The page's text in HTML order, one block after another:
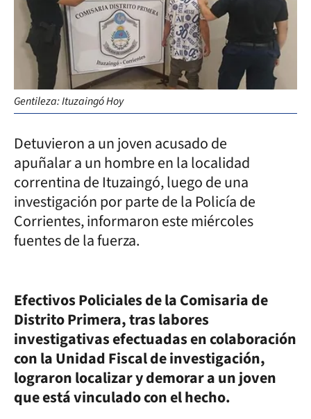
Gentileza: Ituzaingó Hoy
Detuvieron a un joven acusado de
apuñalar a un hombre en la localidad
correntina de Ituzaingó, luego de una
investigación por parte de la Policía de
Corrientes, informaron este miércoles
fuentes de la fuerza.
Efectivos Policiales de la Comisaria de
Distrito Primera, tras labores
investigativas efectuadas en colaboración
con la Unidad Fiscal de investigación,
lograron localizar y demorar a un joven
que está vinculado con el hecho.